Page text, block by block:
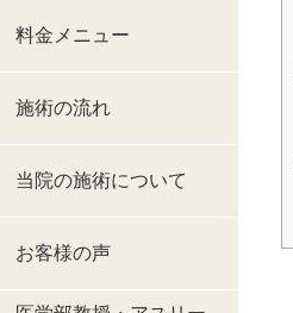
料金メニュー
施術の流れ
当院の施術について
お客様の声